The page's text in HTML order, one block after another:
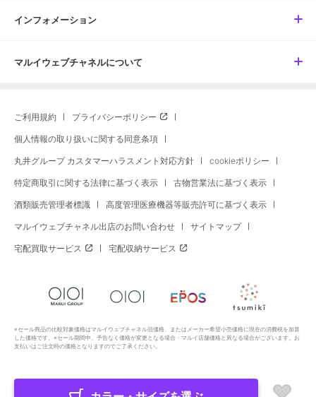
インフォメーション
マルイウェブチャネルについて
ご利用規約 プライバシーポリシー
個人情報の取り扱いに関する同意条項
丸井グループ カスタマーハラスメント対応方針 cookieポリシー
特定商取引に関する法律に基づく表示 古物営業法に基づく表示
酒類販売管理者標識 高度管理医療機器等販売許可に基づく表示
マルイウェブチャネル出店のお問い合わせ サイトマップ
宅配買取サービス 宅配収納サービス
※セール商品の比較対象価格はマルイウェブチャネル旧価格、またはメーカー希望小売価格に現在の消費税を加算
した価格です。※セール期間中、予告なく価格が変更となる場合・マルイ店舗価格と異なる場合がございます。お
支払いはご注文時の価格となりますのでご了承ください。